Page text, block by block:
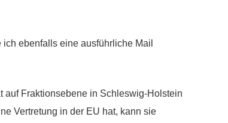
ebenfalls eine ausführliche Mail
auf Fraktionsebene in Schleswig-Holstein
Vertretung in der EU hat, kann sie